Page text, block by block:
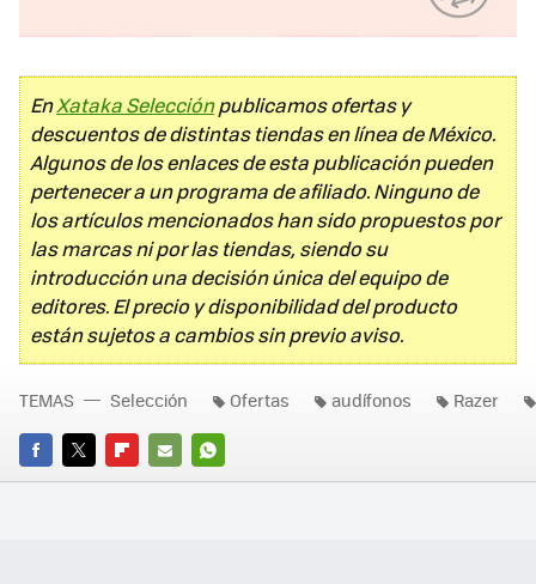
EnXataka Selecciónpublicamos ofertas y
descuentos de distintas tiendas en línea de México.
Algunos de los enlaces de esta publicación pueden
pertenecer a un programa de afiliado. Ninguno de
los artículos mencionados han sido propuestos por
las marcas ni por las tiendas, siendo su
introducción una decisión única del equipo de
editores. El precio y disponibilidad del producto
están sujetos a cambios sin previo aviso.
FACEBOOK
TWITTERFLIPBOARD
E-
WHATSAPP
TEMAS Selección Ofertas audífonos Razer